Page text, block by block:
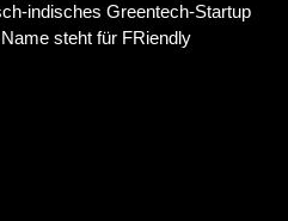
indisches Greentech-Startup
steht für FRiendly